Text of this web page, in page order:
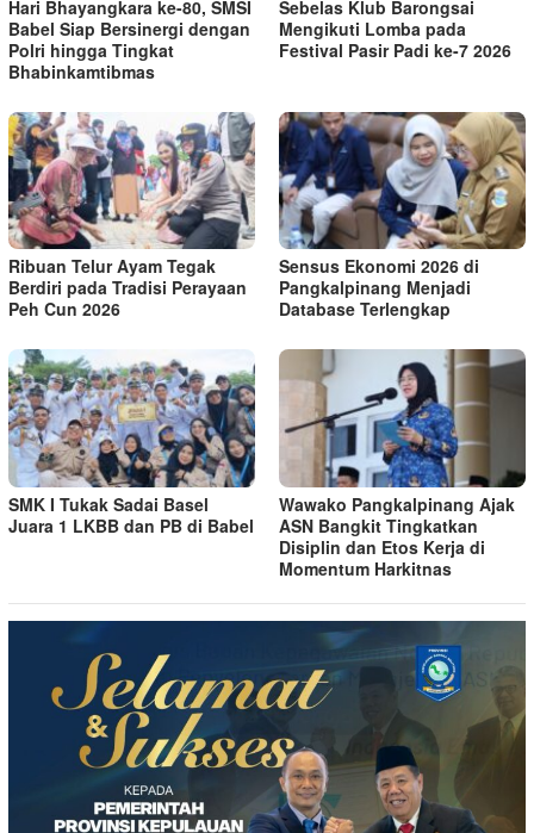
Hari Bhayangkara ke-80, SMSI
Babel Siap Bersinergi dengan
Polri hingga Tingkat
Bhabinkamtibmas
Sebelas Klub Barongsai
Mengikuti Lomba pada
Festival Pasir Padi ke-7 2026
Ribuan Telur Ayam Tegak
Berdiri pada Tradisi Perayaan
Peh Cun 2026
Sensus Ekonomi 2026 di
Pangkalpinang Menjadi
Database Terlengkap
SMK I Tukak Sadai Basel
Juara 1 LKBB dan PB di Babel
Wawako Pangkalpinang Ajak
ASN Bangkit Tingkatkan
Disiplin dan Etos Kerja di
Momentum Harkitnas